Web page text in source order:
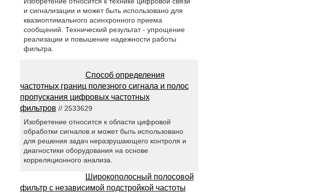
и сигнализации и может быть использовано для
квазиоптимального асинхронного приема
сообщений. Технический результат - упрощение
реализации и повышение надежности работы
фильтра.
Способ определения
частотных границ полезного сигнала и полос
пропускания цифровых частотных
фильтров // 2533629
Изобретение относится к области цифровой
обработки сигналов и может быть использовано
для решения задач неразрушающего контроля и
диагностики оборудования на основе
корреляционного анализа.
Широкополосный полосовой
фильтр с независимой подстройкой частоты